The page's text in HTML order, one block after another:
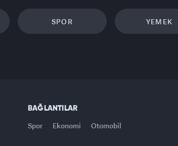
SPOR YEMEK
BAĞLANTILAR
Spor Ekonomi Otomobil